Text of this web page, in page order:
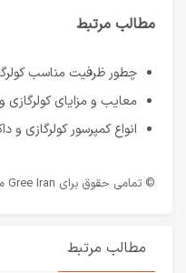
مطالب مرتبط
چطور ظرفیت مناسب
معایب و مزایای کولرگازی
انواع کمپرسور کولرگازی و
© تمامی حقوق برای Gree Iran محفوظ است.
مطالب مرتبط